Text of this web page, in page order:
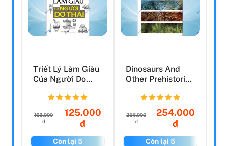
Triết Lý Làm Giàu
Của Người Do
168.000
đ
125.000
đ
Còn lại 5
Dinosaurs And
Other Prehistoric
Smithsoni...
256.000
đ
254.000
đ
Còn lại 5